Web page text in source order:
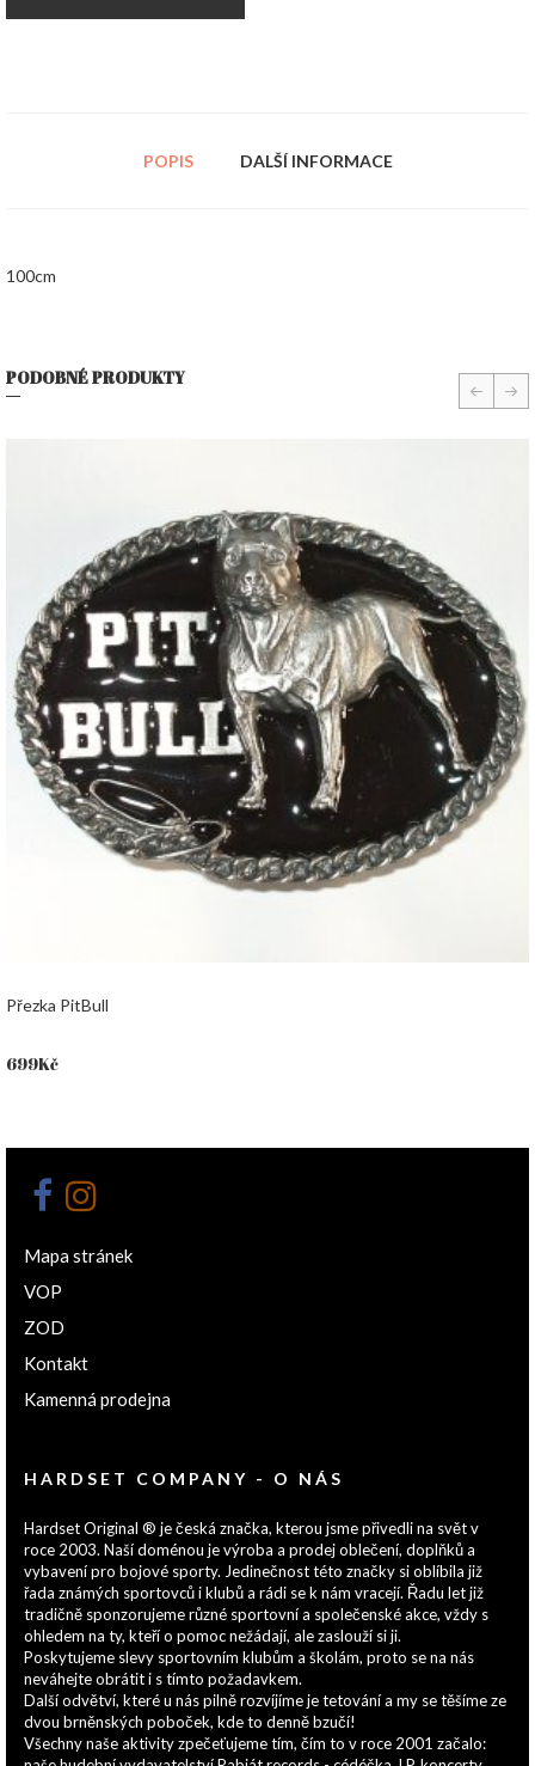
POPIS DALŠÍ INFORMACE
100cm
PODOBNÉ PRODUKTY
Přezka PitBull
699Kč
prev
Mapa stránek
VOP
ZOD
Kontakt
Kamenná prodejna
HARDSET COMPANY - O NÁS
Hardset Original ® je česká značka, kterou jsme přivedli na svět v
roce 2003. Naší doménou je výroba a prodej oblečení, doplňků a
vybavení pro bojové sporty. Jedinečnost této značky si oblíbila již
řada známých sportovců i klubů a rádi se k nám vracejí. Řadu let již
tradičně sponzorujeme různé sportovní a společenské akce, vždy s
ohledem na ty, kteří o pomoc nežádají, ale zaslouží si ji.
Poskytujeme slevy sportovním klubům a školám, proto se na nás
neváhejte obrátit i s tímto požadavkem.
Další odvětví, které u nás pilně rozvíjíme je tetování a my se těšíme ze
dvou brněnských poboček, kde to denně bzučí!
Všechny naše aktivity zpečeťujeme tím, čím to v roce 2001 začalo: